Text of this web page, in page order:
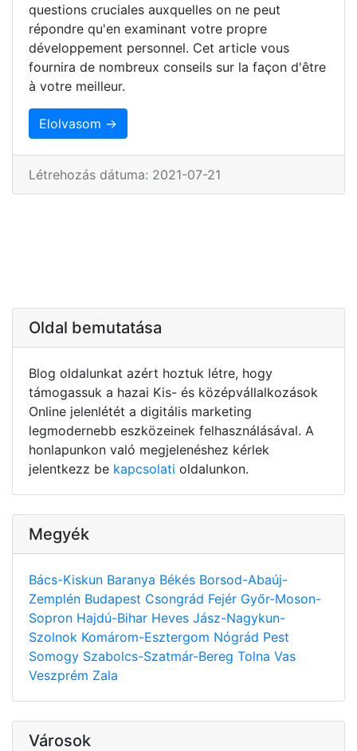
questions cruciales auxquelles on ne peut
répondre qu'en examinant votre propre
développement personnel. Cet article vous
fournira de nombreux conseils sur la façon d'être
à votre meilleur.
Elolvasom →
Létrehozás dátuma: 2021-07-21
Oldal bemutatása
Blog oldalunkat azért hoztuk létre, hogy
támogassuk a hazai Kis- és középvállalkozások
Online jelenlétét a digitális marketing
legmodernebb eszközeinek felhasználásával. A
honlapunkon való megjelenéshez kérlek
jelentkezz be kapcsolati oldalunkon.
Megyék
Bács-Kiskun Baranya Békés Borsod-Abaúj-
Zemplén Budapest Csongrád Fejér Győr-Moson-
Sopron Hajdú-Bihar Heves Jász-Nagykun-
Szolnok Komárom-Esztergom Nógrád Pest
Somogy Szabolcs-Szatmár-Bereg Tolna Vas
Veszprém Zala
Városok